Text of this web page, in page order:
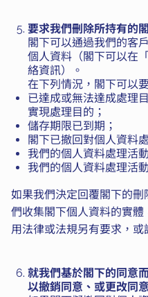
要求我們刪除所持有的
閣下可以通過我們的客
個人資料（閣下可以在
絡資訊）。
在下列情況，閣下可以
已達成或無法達成處理
實現處理目的；
儲存期限已到期；
閣下已撤回對個人資料
我們的個人資料處理活
我們的個人資料處理活
如果我們決定回覆閣下的
們收集閣下個人資料的實
用法律或法規另有要求，或
就我們基於閣下的同意
以撤銷同意、或更改同